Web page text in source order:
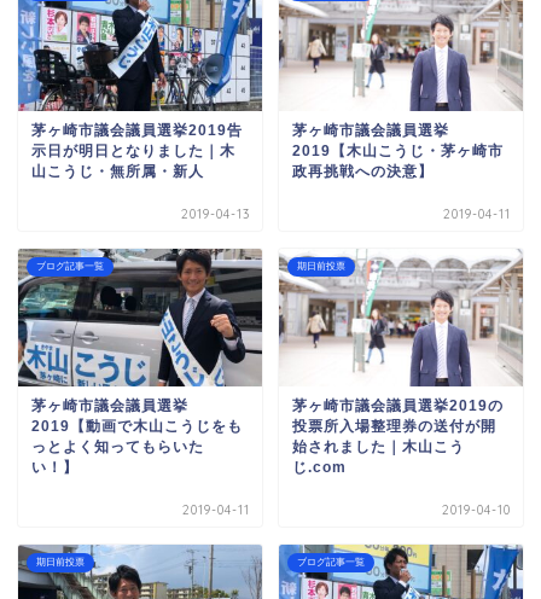
茅ヶ崎市議会議員選挙2019告
示日が明日となりました｜木
山こうじ・無所属・新人
2019-04-13
茅ヶ崎市議会議員選挙
2019【木山こうじ・茅ヶ崎市
政再挑戦への決意】
2019-04-11
ブログ記事一覧
茅ヶ崎市議会議員選挙
2019【動画で木山こうじをも
っとよく知ってもらいた
い！】
2019-04-11
期日前投票
茅ヶ崎市議会議員選挙2019の
投票所入場整理券の送付が開
始されました｜木山こう
じ.com
2019-04-10
期日前投票 ブログ記事一覧